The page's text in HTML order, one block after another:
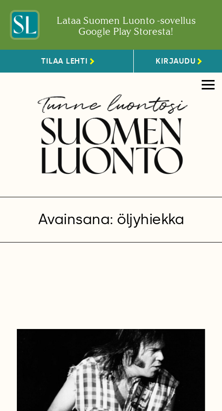
Lataa Suomen Luonto -sovellus
Google Play Storesta!
TILAA LEHTI KIRJAUDU
Avainsana: öljyhiekka